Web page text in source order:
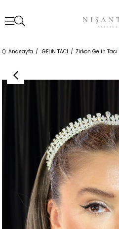
Anasayfa GELİN TACI Zirkon Gelin Tacı